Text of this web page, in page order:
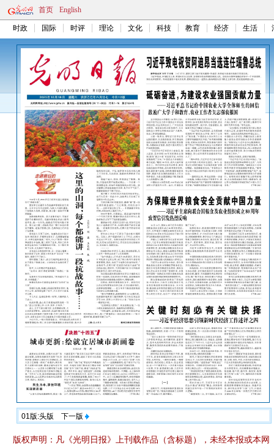
首页 English
时政 国际 时评 理论 文化 科技 教育 经济 生活
01版:头版 下一版
版权声明：凡《光明日报》上刊载作品（含标题），未经本报或本网